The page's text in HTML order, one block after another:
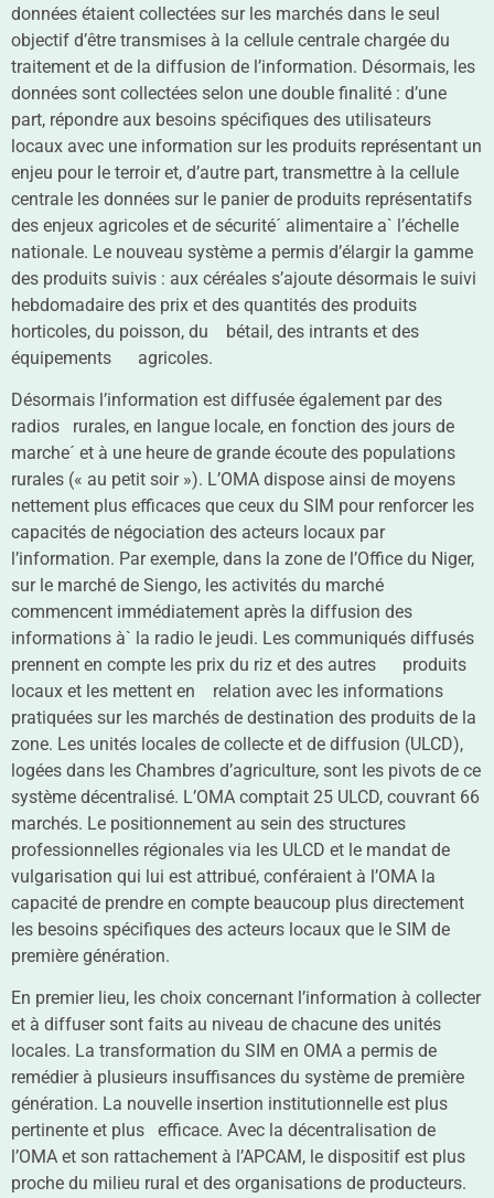
données étaient collectées sur les marchés dans le seul
objectif d’être transmises à la cellule centrale chargée du
traitement et de la diffusion de l’information. Désormais, les
données sont collectées selon une double finalité : d’une
part, répondre aux besoins spécifiques des utilisateurs
locaux avec une information sur les produits représentant un
enjeu pour le terroir et, d’autre part, transmettre à la cellule
centrale les données sur le panier de produits représentatifs
des enjeux agricoles et de sécurité´ alimentaire a` l’échelle
nationale. Le nouveau système a permis d’élargir la gamme
des produits suivis : aux céréales s’ajoute désormais le suivi
hebdomadaire des prix et des quantités des produits
horticoles, du poisson, du bétail, des intrants et des
équipements agricoles.
Désormais l’information est diffusée également par des
radios rurales, en langue locale, en fonction des jours de
marche´ et à une heure de grande écoute des populations
rurales (« au petit soir »). L’OMA dispose ainsi de moyens
nettement plus efficaces que ceux du SIM pour renforcer les
capacités de négociation des acteurs locaux par
l’information. Par exemple, dans la zone de l’Office du Niger,
sur le marché de Siengo, les activités du marché
commencent immédiatement après la diffusion des
informations à` la radio le jeudi. Les communiqués diffusés
prennent en compte les prix du riz et des autres produits
locaux et les mettent en relation avec les informations
pratiquées sur les marchés de destination des produits de la
zone. Les unités locales de collecte et de diffusion (ULCD),
logées dans les Chambres d’agriculture, sont les pivots de ce
système décentralisé. L’OMA comptait 25 ULCD, couvrant 66
marchés. Le positionnement au sein des structures
professionnelles régionales via les ULCD et le mandat de
vulgarisation qui lui est attribué, conféraient à l’OMA la
capacité de prendre en compte beaucoup plus directement
les besoins spécifiques des acteurs locaux que le SIM de
première génération.
En premier lieu, les choix concernant l’information à collecter
et à diffuser sont faits au niveau de chacune des unités
locales. La transformation du SIM en OMA a permis de
remédier à plusieurs insuffisances du système de première
génération. La nouvelle insertion institutionnelle est plus
pertinente et plus efficace. Avec la décentralisation de
l’OMA et son rattachement à l’APCAM, le dispositif est plus
proche du milieu rural et des organisations de producteurs.